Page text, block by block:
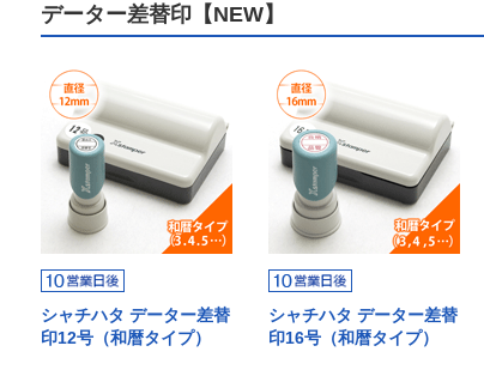
データー差替印【NEW】
シャチハタ データー差替
印12号（和暦タイプ）
シャチハタ データー差替
印16号（和暦タイプ）